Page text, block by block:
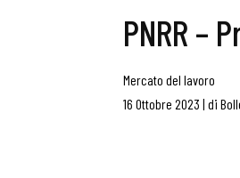
PNRR –
Mercato del lavoro
16 Ottobre 2023 | di